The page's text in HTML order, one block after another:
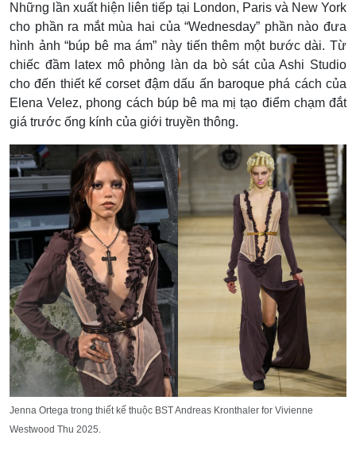
Những lần xuất hiện liên tiếp tại London, Paris và New York
cho phần ra mắt mùa hai của “Wednesday” phần nào đưa
hình ảnh “búp bê ma ám” này tiến thêm một bước dài. Từ
chiếc đầm latex mô phỏng làn da bò sát của Ashi Studio
cho đến thiết kế corset đậm dấu ấn baroque phá cách của
Elena Velez, phong cách búp bê ma mị tạo điểm chạm đắt
giá trước ống kính của giới truyền thông.
Jenna Ortega trong thiết kế thuộc BST Andreas Kronthaler for Vivienne
Westwood Thu 2025.